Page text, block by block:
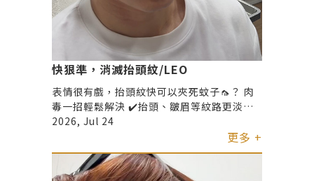
快狠準，消滅抬頭紋/LEO
表情很有戲，抬頭紋快可以夾死蚊子🦟？ 肉
毒一招輕鬆解決 ✔️抬頭、皺眉等紋路更淡化
✔️表情放鬆但不僵硬 ✔️臉部線條更乾淨俐落
2026, Jul 24
更多 +